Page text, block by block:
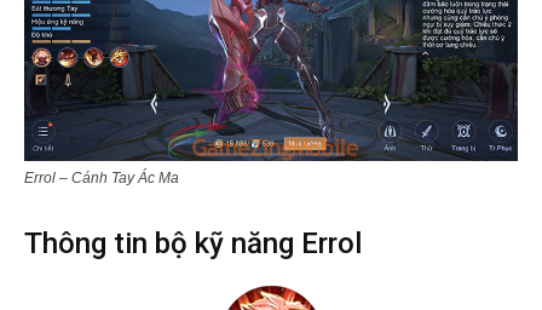
Errol – Cánh Tay Ác Ma
Thông tin bộ kỹ năng Errol